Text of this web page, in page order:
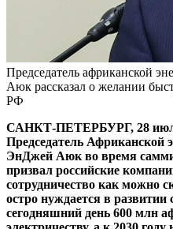
Председатель африканской
Аюк рассказал о желании
РФ
САНКТ-ПЕТЕРБУРГ, 28
Председатель Африканской
ЭнДжей Аюк во время
призвал российские
сотрудничество как можно
остро нуждается в развитии
сегодняшний день 600 млн